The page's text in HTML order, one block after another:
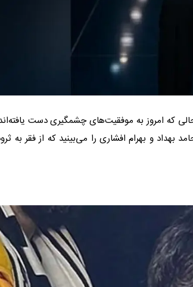
که امروز به موفقیت‌های چشمگیری دست
بهداد و بهرام افشاری را می‌بینید که از فقر به